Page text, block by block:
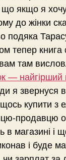
що якщо я
до жінки
подяка
тепер
там
— найгірший
я звернуся
купити з
продавцю
в магазині і
і буде